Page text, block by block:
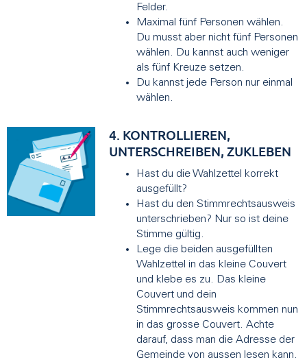
Felder.
Maximal fünf Personen wählen.
Du musst aber nicht fünf Personen
wählen. Du kannst auch weniger
als fünf Kreuze setzen.
Du kannst jede Person nur einmal
wählen.
4. KONTROLLIEREN,
UNTERSCHREIBEN, ZUKLEBEN
Hast du die Wahlzettel korrekt
ausgefüllt?
Hast du den Stimmrechtsausweis
unterschrieben? Nur so ist deine
Stimme gültig.
Lege die beiden ausgefüllten
Wahlzettel in das kleine Couvert
und klebe es zu. Das kleine
Couvert und dein
Stimmrechtsausweis kommen nun
in das grosse Couvert. Achte
darauf, dass man die Adresse der
Gemeinde von aussen lesen kann.